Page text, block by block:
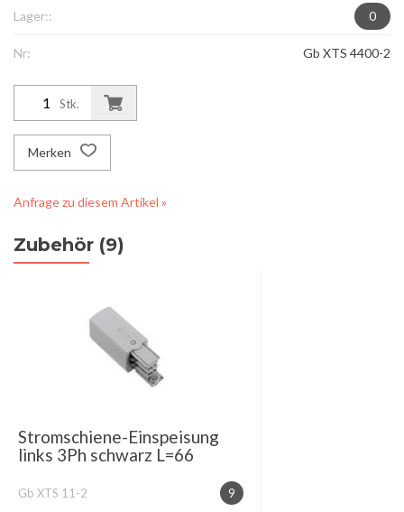
Lager:: 0
Nr: Gb XTS 4400-2
Stk.
Merken
Anfrage zu diesem Artikel »
Zubehör (9)
Stromschiene-Einspeisung
links 3Ph schwarz L=66
9
Gb XTS 11-2